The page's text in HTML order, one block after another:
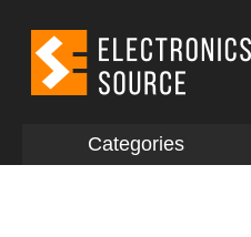
Categories